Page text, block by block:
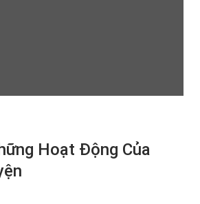
Hoạt Động Của